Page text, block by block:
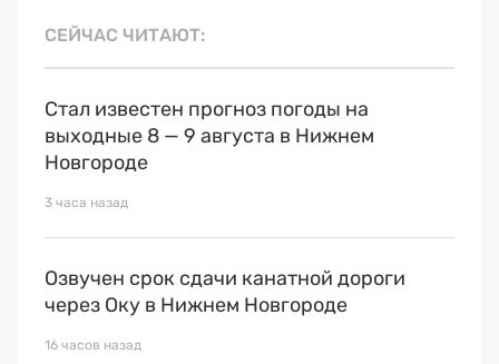
СЕЙЧАС ЧИТАЮТ
Стал известен прогноз погоды на
выходные 8 — 9 августа в Нижнем
Новгороде
3 часа назад
Озвучен срок сдачи канатной дороги
через Оку в Нижнем Новгороде
16 часов назад